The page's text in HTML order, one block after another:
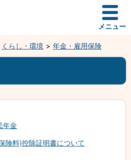
メニュー
くらし・環境 年金・雇用保険
年金
険料)控除証明書について